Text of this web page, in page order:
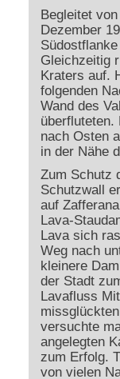
Begleitet
Dezember
Gleichzeitig
Kraters auf.
folgenden
Wand des
überfluteten.
nach Osten
in der Nähe
Zum Schutz
Schutzwall
auf
Lava-
Lava sich
Weg nach
kleinere
der Stadt
Lavafluss
versuchte
angelegten
zum Erfolg.
von vielen